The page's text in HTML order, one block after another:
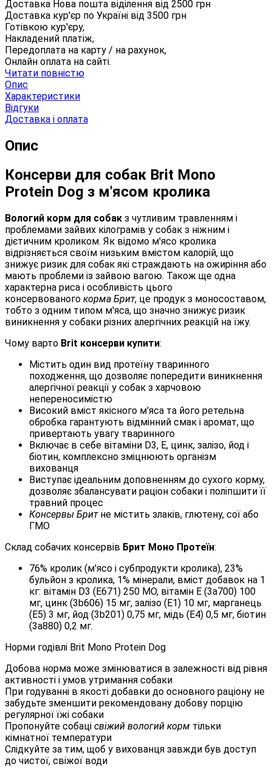
Доставка Нова пошта віділення від 2500 грн
Доставка кур'єр по Україні від 3500 грн
Готівкою кур'єру,
Накладений платіж,
Передоплата на карту / на рахунок,
Онлайн оплата на сайті.
Читати повністю
Опис
Характеристики
Відгуки
Доставка і оплата
Опис
Консерви для собак Brit Mono
Protein Dog з м'ясом кролика
Вологий корм для собак з чутливим травленням і
проблемами зайвих кілограмів у собак з ніжним і
дієтичним кроликом. Як відомо м'ясо кролика
відрізняється своїм низьким вмістом калорій, що
знижує ризик для собак які страждають на ожиріння або
мають проблеми із зайвою вагою. Також ще одна
характерна риса і особливість цього
консервованого корма Брит, це продук з моносоставом,
тобто з одним типом м'яса, що значно знижує ризик
виникнення у собаки різних алергічних реакцій на їжу.
Чому варто Brit консерви купити:
Містить один вид протеїну тваринного
походження, що дозволяє попередити виникнення
алергічної реакції у собак з харчовою
непереносимістю
Високий вміст якісного м'яса та його ретельна
обробка гарантують відмінний смак і аромат, що
привертають увагу тваринного
Включає в себе вітаміни D3, Е, цинк, залізо, йод і
біотин, комплексно зміцнюють організм
вихованця
Виступає ідеальним доповненням до сухого корму,
дозволяє збалансувати раціон собаки і поліпшити її
травний процес
Консервы Бритне містить злаків, глютену, сої або
ГМО
Склад собачих консервів Брит Моно Протеїн:
76% кролик (м'ясо і субпродукти кролика), 23%
бульйон з кролика, 1% мінерали, вміст добавок на 1
кг: вітамін D3 (E671) 250 МО, вітамін Е (3a700) 100
мг, цинк (3b606) 15 мг, залізо (E1) 10 мг, марганець
(E5) 3 мг, йод (3b201) 0,75 мг, мідь (E4) 0,5 мг, біотин
(3a880) 0,2 мг.
Норми годівлі Brit Mono Protein Dog
Добова норма може змінюватися в залежності від рівня
активності і умов утримання собаки
При годуванні в якості добавки до основного раціону не
забудьте зменшити рекомендовану добову порцію
регулярної їжі собаки
Пропонуйте собаці свіжий вологий корм тільки
кімнатної температури
Слідкуйте за тим, щоб у вихованця завжди був доступ
до чистої, свіжої води